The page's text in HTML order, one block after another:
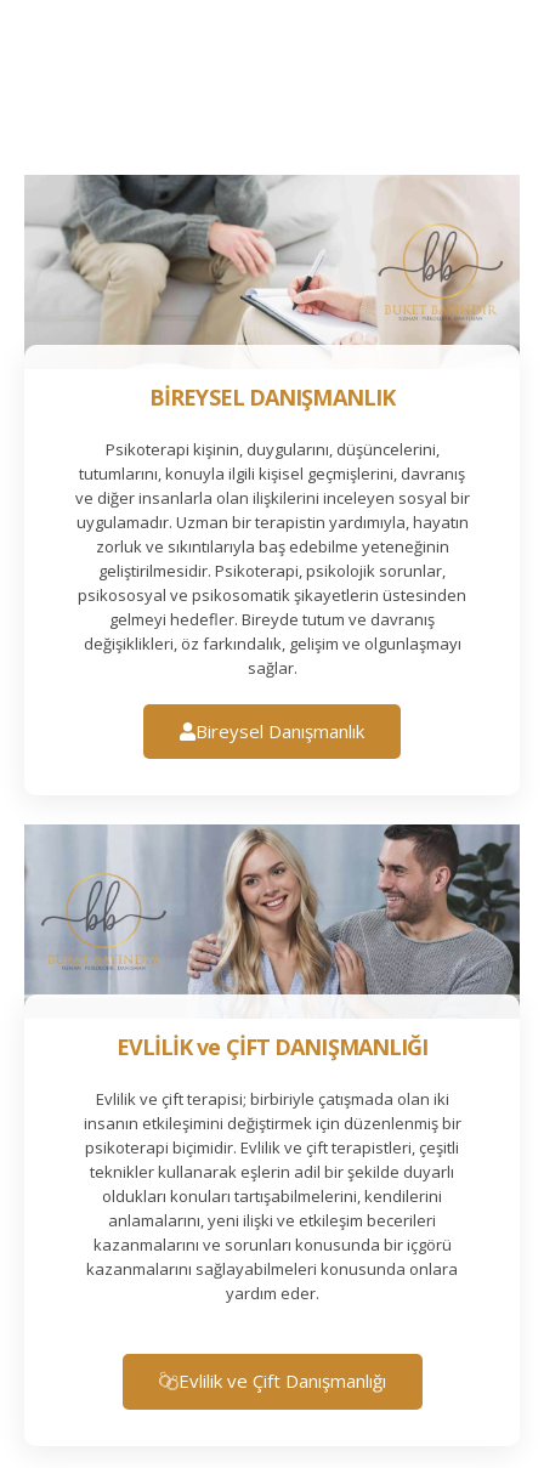
BİREYSEL DANIŞMANLIK
Psikoterapi kişinin, duygularını, düşüncelerini,
tutumlarını, konuyla ilgili kişisel geçmişlerini, davranış
ve diğer insanlarla olan ilişkilerini inceleyen sosyal bir
uygulamadır. Uzman bir terapistin yardımıyla, hayatın
zorluk ve sıkıntılarıyla baş edebilme yeteneğinin
geliştirilmesidir. Psikoterapi, psikolojik sorunlar,
psikososyal ve psikosomatik şikayetlerin üstesinden
gelmeyi hedefler. Bireyde tutum ve davranış
değişiklikleri, öz farkındalık, gelişim ve olgunlaşmayı
sağlar.
Bireysel Danışmanlık
EVLİLİK ve ÇİFT DANIŞMANLIĞI
Evlilik ve çift terapisi; birbiriyle çatışmada olan iki
insanın etkileşimini değiştirmek için düzenlenmiş bir
psikoterapi biçimidir. Evlilik ve çift terapistleri, çeşitli
teknikler kullanarak eşlerin adil bir şekilde duyarlı
oldukları konuları tartışabilmelerini, kendilerini
anlamalarını, yeni ilişki ve etkileşim becerileri
kazanmalarını ve sorunları konusunda bir içgörü
kazanmalarını sağlayabilmeleri konusunda onlara
yardım eder.
Evlilik ve Çift Danışmanlığı